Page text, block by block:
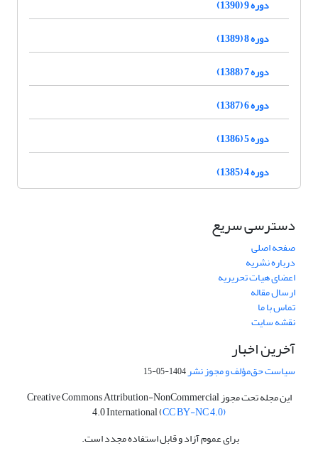
دوره 9 (1390)
دوره 8 (1389)
دوره 7 (1388)
دوره 6 (1387)
دوره 5 (1386)
دوره 4 (1385)
دسترسی سریع
صفحه اصلی
درباره نشریه
اعضای هیات تحریریه
ارسال مقاله
تماس با ما
نقشه سایت
آخرین اخبار
سیاست حق‌مؤلف و مجوز نشر1404-05-15
این مجله تحت مجوز Creative Commons Attribution-NonCommercial
4.0 International (CC BY-NC 4.0)
برای عموم آزاد و قابل استفاده مجدد است.